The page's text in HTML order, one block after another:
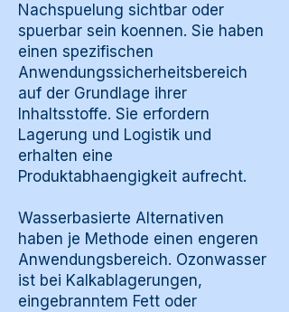
Nachspuelung sichtbar oder
spuerbar sein koennen. Sie haben
einen spezifischen
Anwendungssicherheitsbereich
auf der Grundlage ihrer
Inhaltsstoffe. Sie erfordern
Lagerung und Logistik und
erhalten eine
Produktabhaengigkeit aufrecht.
Wasserbasierte Alternativen
haben je Methode einen engeren
Anwendungsbereich. Ozonwasser
ist bei Kalkablagerungen,
eingebranntem Fett oder